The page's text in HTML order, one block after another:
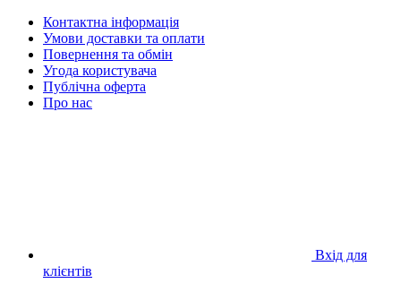
Контактна інформація
Умови доставки та оплати
Повернення та обмін
Угода користувача
Публічна оферта
Про нас
Вхід для
клієнтів